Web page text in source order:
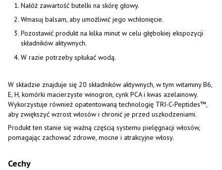
Nałóż zawartość butelki na skórę głowy.
Wmasuj balsam, aby umożliwić jego wchłonięcie.
Pozostawić produkt na kilka minut w celu głębokiej ekspozycji
składników aktywnych.
W razie potrzeby spłukać wodą.
W składzie znajduje się 20 składników aktywnych, w tym witaminy B6,
E, H, komórki macierzyste winogron, cynk PCA i kwas azelainowy.
Wykorzystuje również opatentowaną technologię TRI-C-Peptides™,
aby zwiększyć wzrost włosów i chronić je przed uszkodzeniami.
Produkt ten stanie się ważną częścią systemu pielęgnacji włosów,
pomagając zachować zdrowe, mocne i atrakcyjne włosy.
Cechy